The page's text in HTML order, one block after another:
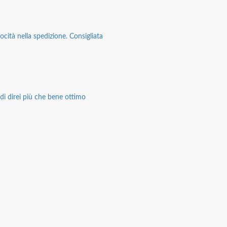
nella spedizione. Consigliata
direi più che bene ottimo